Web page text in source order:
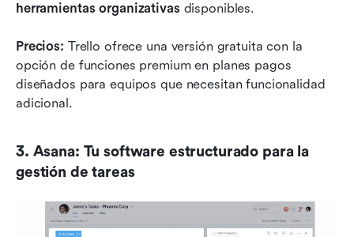
herramientas organizativas disponibles.
Precios: Trello ofrece una versión gratuita con la
opción de funciones premium en planes pagos
diseñados para equipos que necesitan funcionalidad
adicional.
3. Asana: Tu software estructurado para la
gestión de tareas